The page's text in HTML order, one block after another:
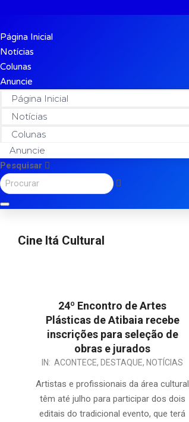
Página Inicial
Notícias
Colunas
Anuncie
Página Inicial
Notícias
Colunas
Anuncie
Pesquisar
Cine Itá Cultural
24º Encontro de Artes
Plásticas de Atibaia recebe
inscrições para seleção de
obras e jurados
2025-
IN: ACONTECE, DESTAQUE, NOTÍCIAS
Artistas e profissionais da área cultural
têm até julho para participar dos dois
editais do tradicional evento, que terá